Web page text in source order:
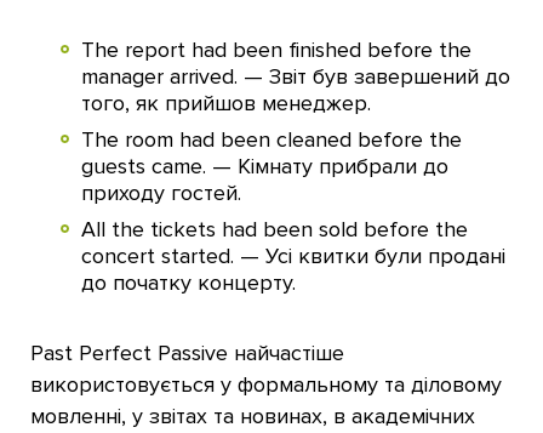
The report had been finished before the
manager arrived. — Звіт був завершений до
того, як прийшов менеджер.
The room had been cleaned before the
guests came. — Кімнату прибрали до
приходу гостей.
All the tickets had been sold before the
concert started. — Усі квитки були продані
до початку концерту.
Past Perfect Passive найчастіше
використовується у формальному та діловому
мовленні, у звітах та новинах, в академічних